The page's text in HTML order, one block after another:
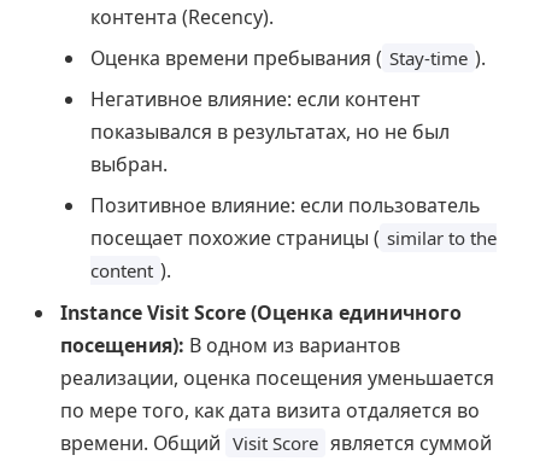
контента (Recency).
Оценка времени пребывания ( Stay-time ).
Негативное влияние: если контент
показывался в результатах, но не был
выбран.
Позитивное влияние: если пользователь
посещает похожие страницы ( similar to the
content ).
Instance Visit Score (Оценка единичного
посещения): В одном из вариантов
реализации, оценка посещения уменьшается
по мере того, как дата визита отдаляется во
времени. Общий Visit Score является суммой